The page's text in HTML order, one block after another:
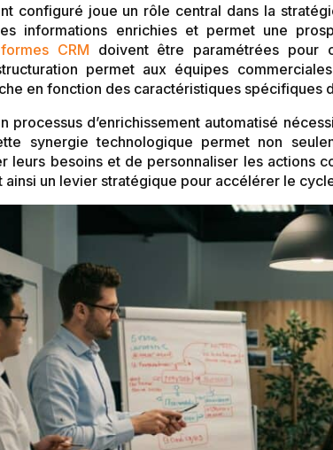
configuré joue un rôle central dans la
informations enrichies et permet une
CRM doivent être paramétrées pour
permet aux équipes
en fonction des caractéristiques spécifiques
processus d’enrichissement automatisé
synergie technologique permet non
leurs besoins et de personnaliser les actions
ainsi un levier stratégique pour accélérer le